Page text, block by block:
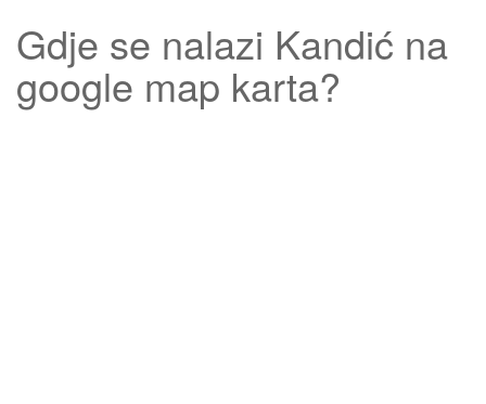
Gdje se nalazi Kandić na
google map karta?